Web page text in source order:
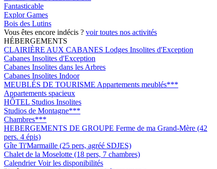
Fantasticable
Explor Games
Bois des Lutins
Vous êtes encore indécis ? voir toutes nos activités
HÉBERGEMENTS
CLAIRIÈRE AUX CABANES Lodges Insolites d'Exception
Cabanes Insolites d'Exception
Cabanes Insolites dans les Arbres
Cabanes Insolites Indoor
MEUBLÉS DE TOURISME Appartements meublés***
Appartements spacieux
HÔTEL Studios Insolites
Studios de Montagne***
Chambres***
HEBERGEMENTS DE GROUPE Ferme de ma Grand-Mère (42
pers. 4 épis)
Gîte Ti'Marmaille (25 pers, agréé SDJES)
Chalet de la Moselotte (18 pers, 7 chambres)
CalendrierVoir les disponibilités